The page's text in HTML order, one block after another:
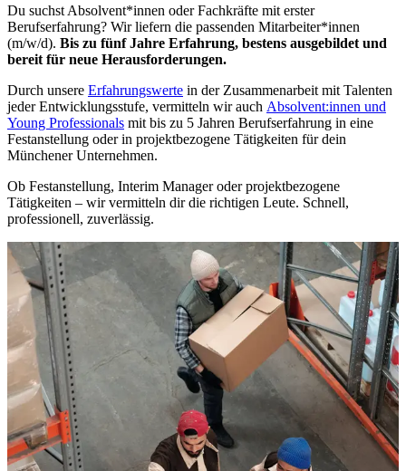
Du suchst Absolvent*innen oder Fachkräfte mit erster
Berufserfahrung? Wir liefern die passenden Mitarbeiter*innen
(m/w/d). Bis zu fünf Jahre Erfahrung, bestens ausgebildet und
bereit für neue Herausforderungen.
Durch unsere Erfahrungswerte in der Zusammenarbeit mit Talenten
jeder Entwicklungsstufe, vermitteln wir auch Absolvent:innen und
Young Professionals mit bis zu 5 Jahren Berufserfahrung in eine
Festanstellung oder in projektbezogene Tätigkeiten für dein
Münchener Unternehmen.
Ob Festanstellung, Interim Manager oder projektbezogene
Tätigkeiten – wir vermitteln dir die richtigen Leute. Schnell,
professionell, zuverlässig.